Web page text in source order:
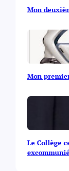
Mon
Mon
Le Collège